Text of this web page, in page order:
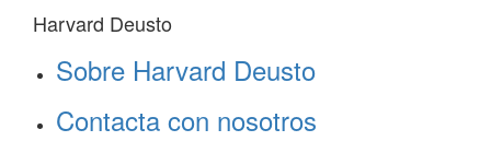
Harvard Deusto
Sobre Harvard Deusto
Contacta con nosotros